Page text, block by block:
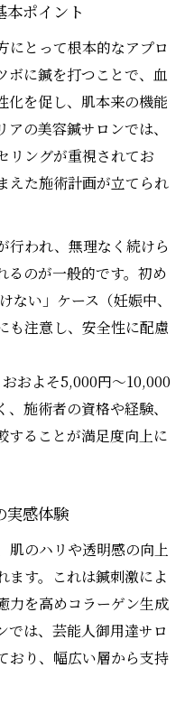
適している理由
ンを美しく整える
スッキリ見せる方法
比べて選ぶ
みにも対応可能
徴と効果を比較
感と若々しさを実現
イント解説
全性を徹底解説
副作用とリスク
い人の特徴解説
基準の違い
るための注意事項
メリット整理
・特徴比較
ットと注意点
と実績を紹介
い人気施術とは
の素肌へ
本ポイント
にとって根本的なアプロ
ボに鍼を打つことで、血
化を促し、肌本来の機能
の美容鍼サロンでは、
リングが重視されてお
えた施術計画が立てられ
行われ、無理なく続けら
るのが一般的です。初め
ない」ケース（妊娠中、
も注意し、安全性に配慮
およそ5,000円〜10,000
施術者の資格や経験、
することが満足度向上に
実感体験
肌のハリや透明感の向上
ます。これは鍼刺激によ
力を高めコラーゲン生成
では、芸能人御用達サロ
おり、幅広い層から支持